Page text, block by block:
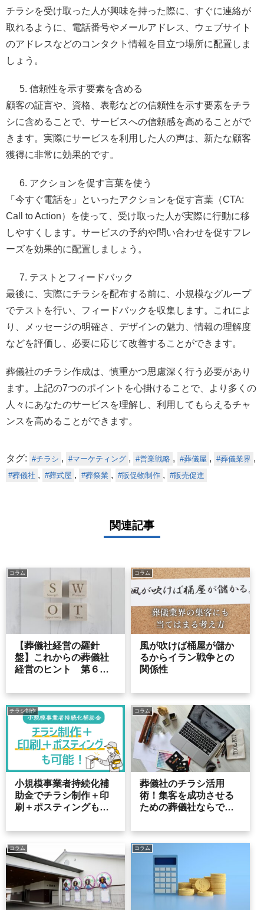
チラシを受け取った人が興味を持った際に、すぐに連絡が
取れるように、電話番号やメールアドレス、ウェブサイト
のアドレスなどのコンタクト情報を目立つ場所に配置しま
しょう。
信頼性を示す要素を含める
顧客の証言や、資格、表彰などの信頼性を示す要素をチラ
シに含めることで、サービスへの信頼感を高めることがで
きます。実際にサービスを利用した人の声は、新たな顧客
獲得に非常に効果的です。
アクションを促す言葉を使う
「今すぐ電話を」といったアクションを促す言葉（CTA:
Call to Action）を使って、受け取った人が実際に行動に移
しやすくします。サービスの予約や問い合わせを促すフレ
ーズを効果的に配置しましょう。
テストとフィードバック
最後に、実際にチラシを配布する前に、小規模なグループ
でテストを行い、フィードバックを収集します。これによ
り、メッセージの明確さ、デザインの魅力、情報の理解度
などを評価し、必要に応じて改善することができます。
葬儀社のチラシ作成は、慎重かつ思慮深く行う必要があり
ます。上記の7つのポイントを心掛けることで、より多くの
人々にあなたのサービスを理解し、利用してもらえるチャ
ンスを高めることができます。
タグ: チラシ , マーケティング , 営業戦略 , 葬儀屋 , 葬儀業界 ,
葬儀社 , 葬式屋 , 葬祭業 , 販促物制作 , 販売促進
関連記事
コラム
【葬儀社経営の羅針
盤】これからの葬儀社
経営のヒント 第６２
コラム
風が吹けば桶屋が儲か
るからイラン戦争との
関係性
チラシ制作
小規模事業者持続化補
助金でチラシ制作＋印
刷＋ポスティングも可
コラム
葬儀社のチラシ活用
術！集客を成功させる
ための葬儀社ならでは
ト
コラム コラム